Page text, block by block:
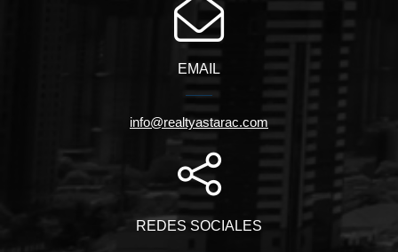
EMAIL
info@realtyastarac.com
REDES SOCIALES